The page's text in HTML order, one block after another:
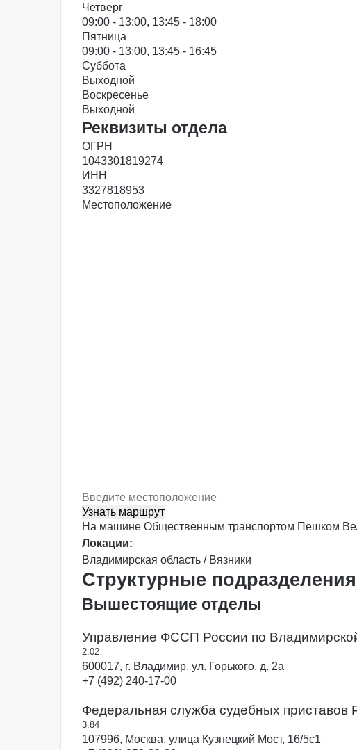
Четверг
09:00 - 13:00, 13:45 - 18:00
Пятница
09:00 - 13:00, 13:45 - 16:45
Суббота
Выходной
Воскресенье
Выходной
Реквизиты отдела
ОГРН
1043301819274
ИНН
3327818953
Местоположение
Узнать маршрут
На машине Общественным транспортом Пешком
Локации:
Владимирская область / Вязники
Структурные подразделения
Вышестоящие отделы
Управление ФССП России по
2.02
600017, г. Владимир, ул. Горького, д. 2а
+7 (492) 240-17-00
Федеральная служба судебных приставов
3.84
107996, Москва, улица Кузнецкий Мост, 16/5с1